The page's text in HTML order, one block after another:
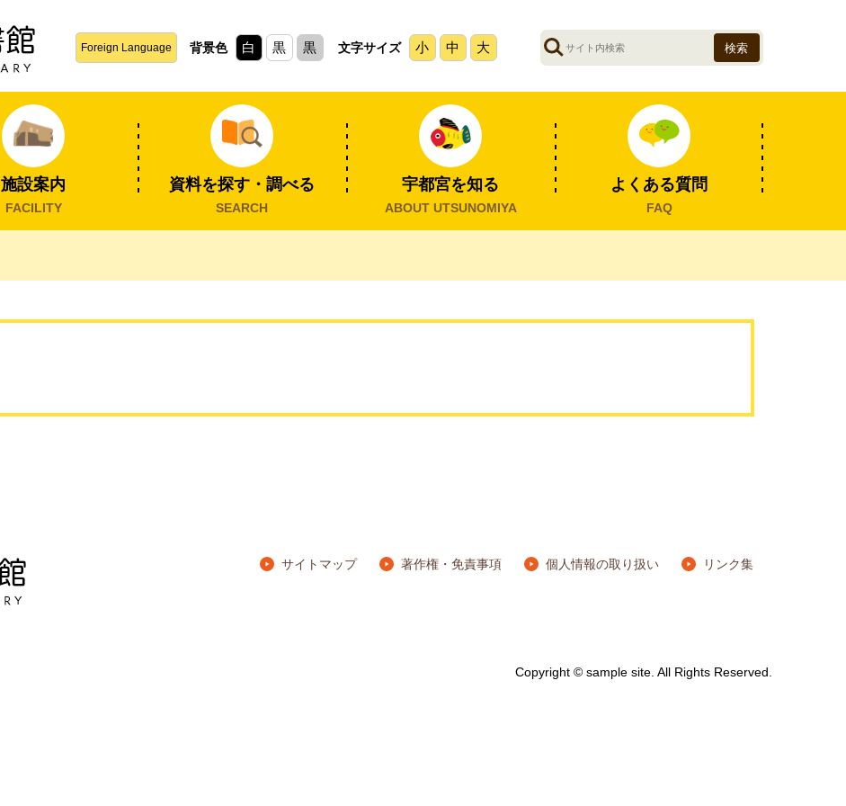
Foreign Language 背景色 白 黒 黒 文字サイズ 小 中 大
サ
イ
ト
施設案内
FACILITY
資料を探す・調べる
SEARCH
宇都宮を知る
ABOUT UTSUNOMIYA
よくある質問
FAQ
サイトマップ 著作権・免責事項 個人情報の取り扱い リンク集
Copyright © sample site. All Rights Reserved.